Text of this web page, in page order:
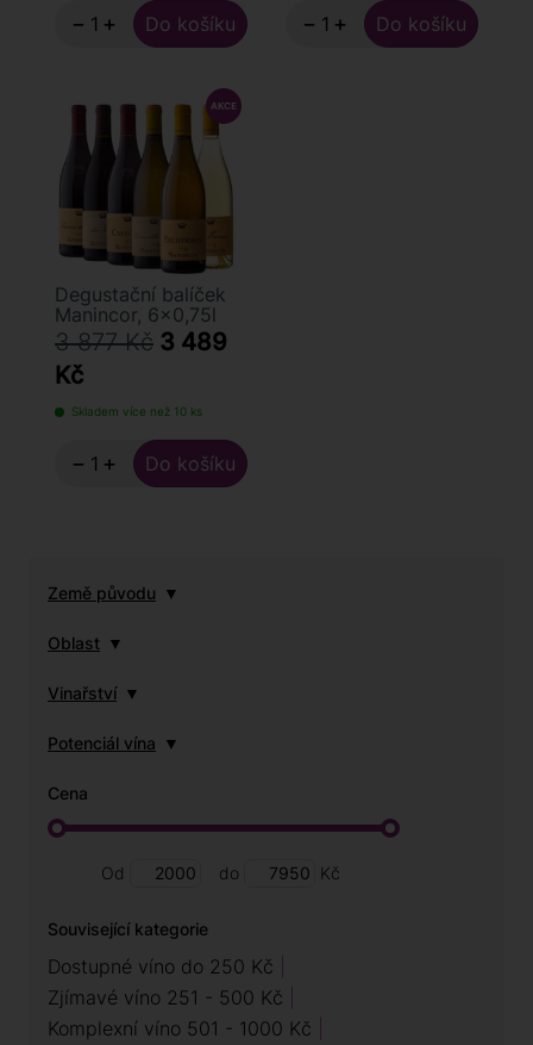
− + − +
Degustační balíček
Manincor, 6x0,75l
3 877 Kč 3 489
Kč
Skladem více než 10 ks
− +
Země původu
Oblast
Vinařství
Potenciál vína
Cena
Od do Kč
Související kategorie
Dostupné víno do 250 Kč
Zjímavé víno 251 - 500 Kč
Komplexní víno 501 - 1000 Kč